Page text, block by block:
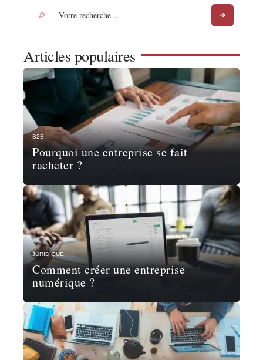
Articles populaires
B2B
Pourquoi une entreprise se fait
racheter ?
JURIDIQUE
Comment créer une entreprise
numérique ?